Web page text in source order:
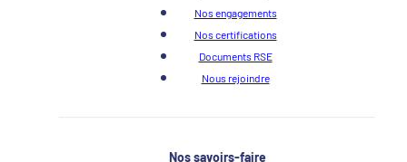
Nos engagements
Nos certifications
Documents RSE
Nous rejoindre
Nos savoirs-faire